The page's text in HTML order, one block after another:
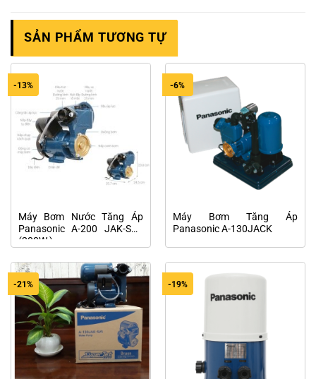
SẢN PHẨM TƯƠNG TỰ
-13%
Máy Bơm Nước Tăng Áp
Panasonic A-200 JAK-SV5
(200W )
-6%
Máy Bơm Tăng Áp
Panasonic A-130JACK
-21% -19%